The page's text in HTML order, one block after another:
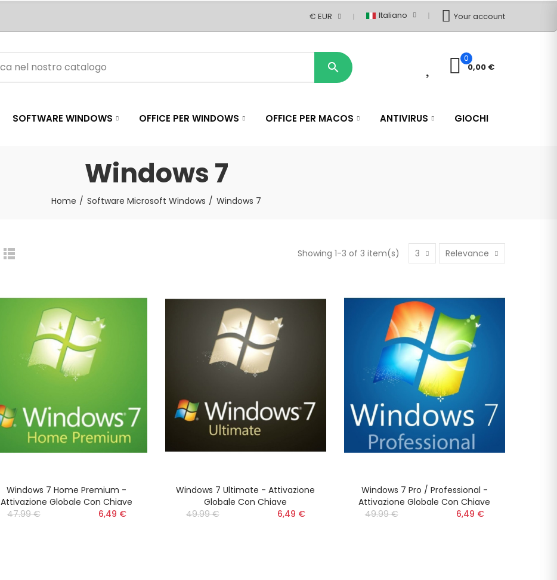
€ EUR Italiano Your account

0
0,00 €
SOFTWARE WINDOWS OFFICE PER WINDOWS OFFICE PER MACOS ANTIVIRUS GIOCHI
Windows 7
Home Software Microsoft Windows Windows 7
Showing 1-3 of 3 item(s) 3 Relevance
Windows 7 Home Premium -
Attivazione Globale Con Chiave
47.99 €
6,49 €
Windows 7 Ultimate - Attivazione
Globale Con Chiave
49.99 €
6,49 €
Windows 7 Pro / Professional -
Attivazione Globale Con Chiave
49.99 €
6,49 €